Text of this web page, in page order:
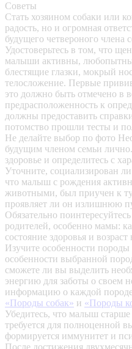
Советы
Стать хозяином собаки или
радость, но и огромная
будущего четвероного члена
Удостоверьтесь в том, что
малыши активны,
блестящие глазки, мокрый
телосложение. Первые
это должно быть отмечено в
предрасположенность к
должны предоставить
потомство прошли тесты и
Не делайте выбор по фото
будущим членом семьи
здоровье и определитесь с
Уточните, социализирован
что малыш с рождения
животными, был приучен к
проявляет ли он излишнюю
Обязательно
родителей, особенно мамы:
состояние здоровья и возраст
Изучите особенности породы
особенности выбранной
сможете ли вы выделить
энергию для заботы о
информацию о каждой
«Породы собак» и «Породы
Убедитесь, что малыш старше
требуется для полноценной
формируется иммунитет и